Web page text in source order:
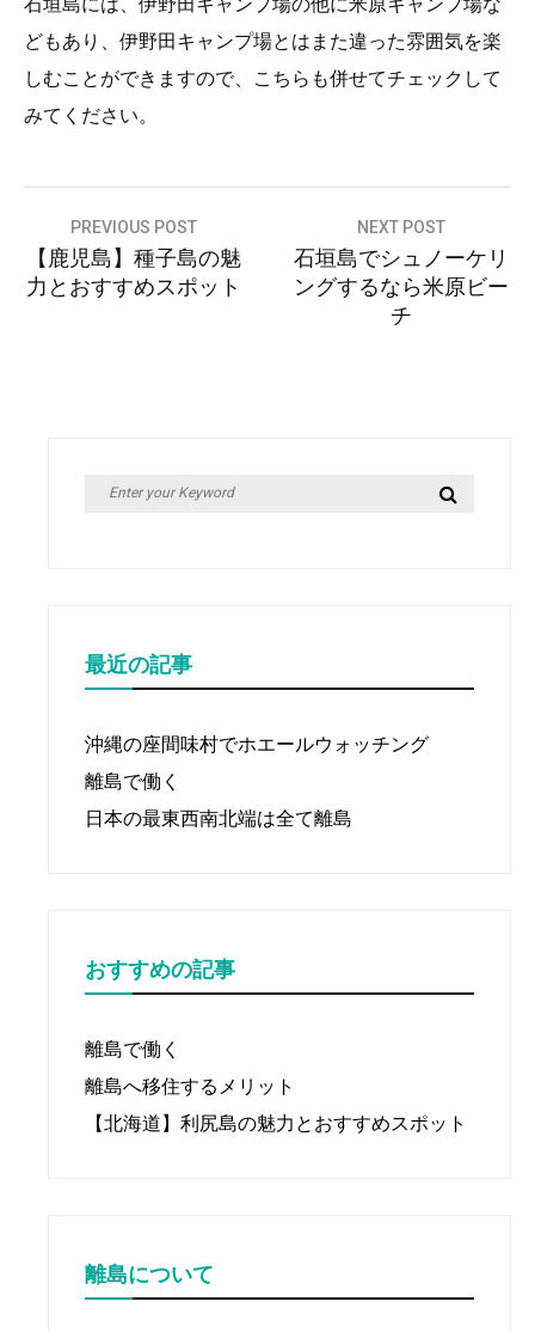
石垣島には、伊野田キャンプ場の他に米原キャンプ場な
どもあり、伊野田キャンプ場とはまた違った雰囲気を楽
しむことができますので、こちらも併せてチェックして
みてください。
稿
ナ
PREVIOUS POST
【鹿児島】種子島の魅
力とおすすめスポット
NEXT POST
石垣島でシュノーケリ
ングするなら米原ビー
チ
Search
最近の記事
沖縄の座間味村でホエールウォッチング
離島で働く
日本の最東西南北端は全て離島
おすすめの記事
離島で働く
離島へ移住するメリット
【北海道】利尻島の魅力とおすすめスポット
離島について